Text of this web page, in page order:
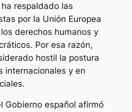
respaldado las
por la Unión Europea
derechos humanos y
Por esa razón,
hostil la postura
internacionales y en
Gobierno español afirmó